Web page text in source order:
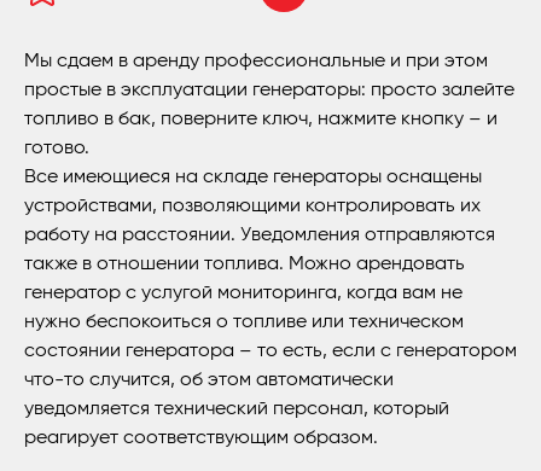
Мы сдаем в аренду профессиональные и при этом
простые в эксплуатации генераторы: просто залейте
топливо в бак, поверните ключ, нажмите кнопку – и
готово.
Все имеющиеся на складе генераторы оснащены
устройствами, позволяющими контролировать их
работу на расстоянии. Уведомления отправляются
также в отношении топлива. Можно арендовать
генератор с услугой мониторинга, когда вам не
нужно беспокоиться о топливе или техническом
состоянии генератора – то есть, если с генератором
что-то случится, об этом автоматически
уведомляется технический персонал, который
реагирует соответствующим образом.